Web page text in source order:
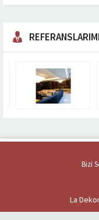
Bizi
La